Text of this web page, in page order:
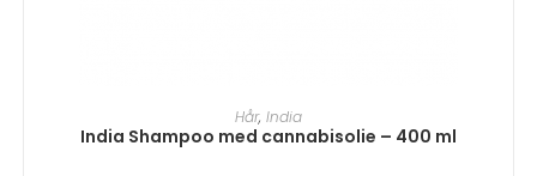
TILFØJ TIL KURV
Hår, India
India Shampoo med cannabisolie – 400 ml